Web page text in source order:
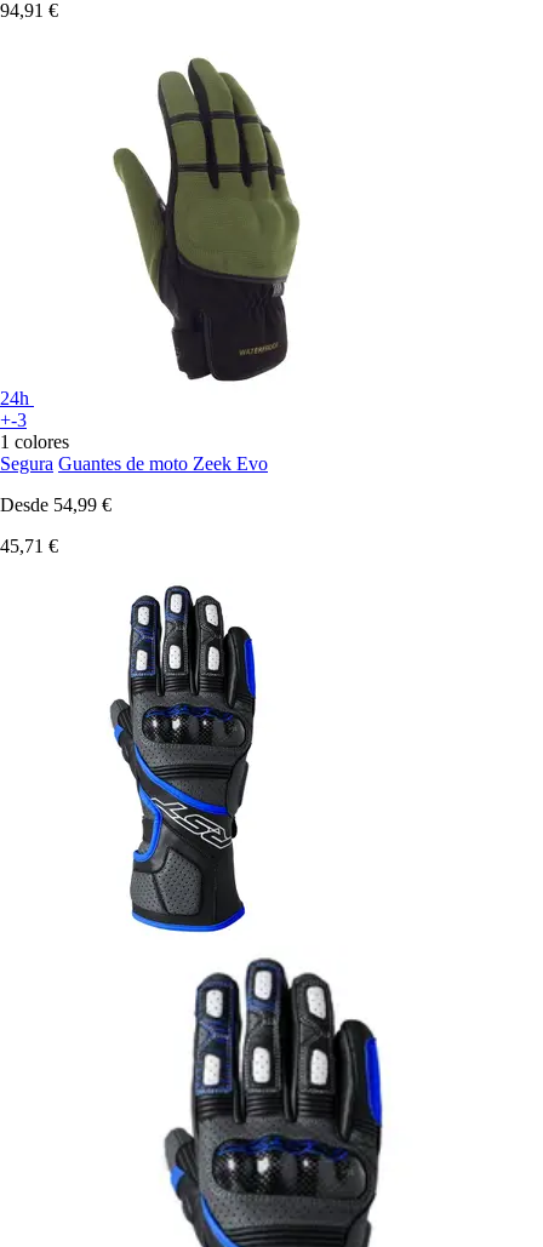
94,91 €
24h
+-3
1 colores
Segura Guantes de moto Zeek Evo
Desde 54,99 €
45,71 €